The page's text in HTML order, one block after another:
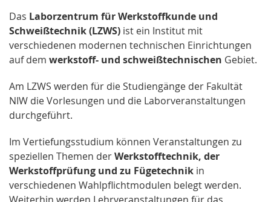
Das Laborzentrum für Werkstoffkunde und
Schweißtechnik (LZWS) ist ein Institut mit
verschiedenen modernen technischen Einrichtungen
auf dem werkstoff- und schweißtechnischen Gebiet.
Am LZWS werden für die Studiengänge der Fakultät
NIW die Vorlesungen und die Laborveranstaltungen
durchgeführt.
Im Vertiefungsstudium können Veranstaltungen zu
speziellen Themen derWerkstofftechnik, der
Werkstoffprüfung und zu Fügetechnik in
verschiedenen Wahlpflichtmodulen belegt werden.
Weiterhin werden Lehrveranstaltungen für das